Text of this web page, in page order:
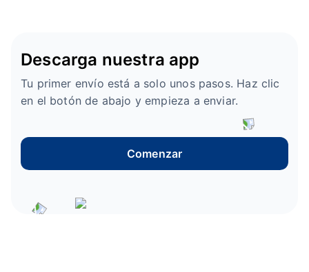
Descarga nuestra app
Tu primer envío está a solo unos pasos. Haz clic
en el botón de abajo y empieza a enviar.
Comenzar